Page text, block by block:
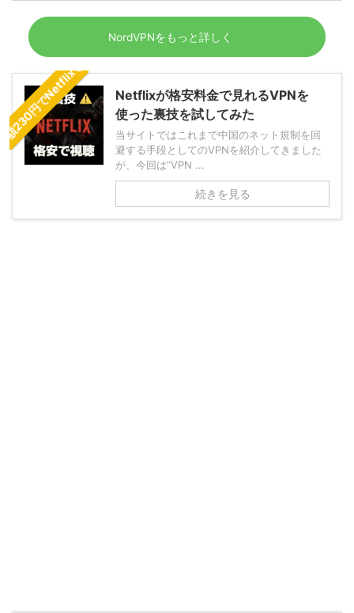
NordVPNをもっと詳しく
でNetflixを見る裏ワザVPNNetflixが格安料金で見れるVPNを
使った裏技を試してみた
当サイトではこれまで中国のネット規制を回
避する手段としてのVPNを紹介してきました
が、今回は”VPN ...
続きを見る